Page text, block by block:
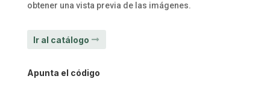
obtener una vista previa de las imágenes.
Ir al catálogo
Apunta el código